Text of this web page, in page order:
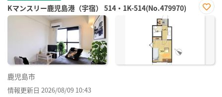
Kマンスリー鹿児島港（宇宿） 514・1K-514(No.479970)
お気
鹿児島市
情報更新日 2026/08/09 10:43